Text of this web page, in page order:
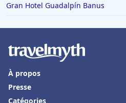
Gran Hotel Guadalpín Banus
À propos
Presse
Catégories